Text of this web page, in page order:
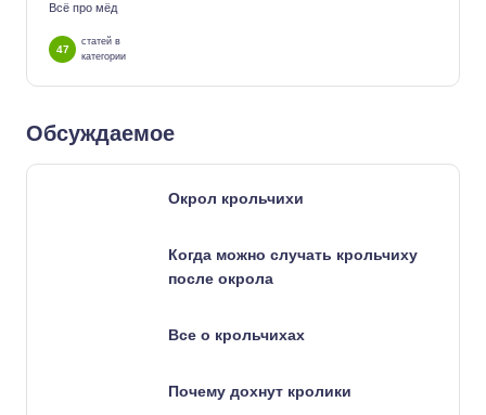
Всё про мёд
47
статей в
категории
Обсуждаемое
Окрол крольчихи
Когда можно случать крольчиху
после окрола
Все о крольчихах
Почему дохнут кролики